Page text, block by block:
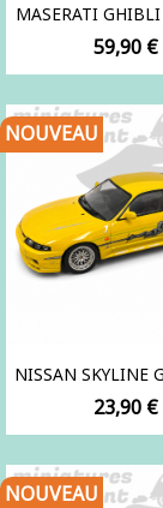
MASERATI GHIBLI
Prix
59,90 €
NISSAN SKYLINE
Prix
23,90 €
NOUVEAU
NOUVEAU